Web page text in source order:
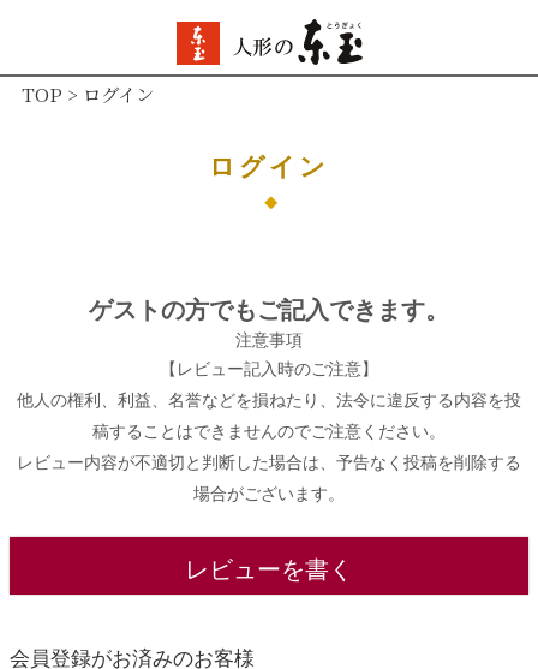
TOP ログイン
ログイン
ゲストの方でもご記入できます。
注意事項
【レビュー記入時のご注意】
他人の権利、利益、名誉などを損ねたり、法令に違反する内容を投
稿することはできませんのでご注意ください。
レビュー内容が不適切と判断した場合は、予告なく投稿を削除する
場合がございます。
レビューを書く
会員登録がお済みのお客様